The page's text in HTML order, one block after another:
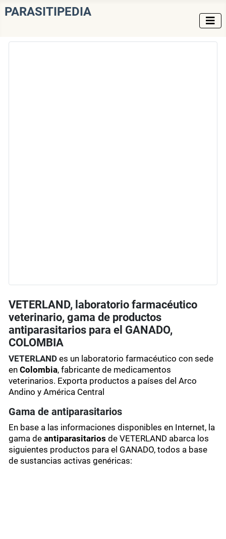
PARASITIPEDIA
VETERLAND, laboratorio farmacéutico
veterinario, gama de productos
antiparasitarios para el GANADO,
COLOMBIA
VETERLAND es un laboratorio farmacéutico con sede
enColombia, fabricante de medicamentos
veterinarios. Exporta productos a países del Arco
Andino y América Central
Gama de antiparasitarios
En base a las informaciones disponibles en Internet, la
gama deantiparasitarios de VETERLAND abarca los
siguientes productos para el GANADO, todos a base
de sustancias activas genéricas: